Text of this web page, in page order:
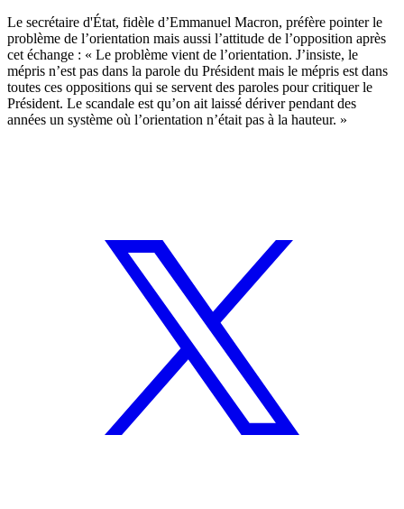
Le secrétaire d'État, fidèle d’Emmanuel Macron, préfère pointer le
problème de l’orientation mais aussi l’attitude de l’opposition après
cet échange : « Le problème vient de l’orientation. J’insiste, le
mépris n’est pas dans la parole du Président mais le mépris est dans
toutes ces oppositions qui se servent des paroles pour critiquer le
Président. Le scandale est qu’on ait laissé dériver pendant des
années un système où l’orientation n’était pas à la hauteur. »